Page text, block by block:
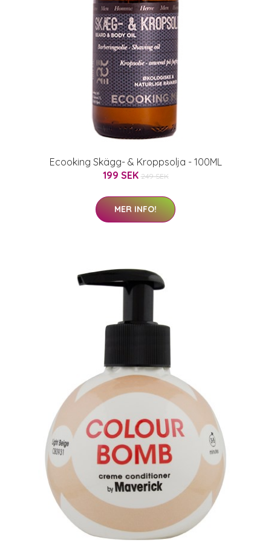
Ecooking Skägg- & Kroppsolja - 100ML
199 SEK 249 SEK
MER INFO!